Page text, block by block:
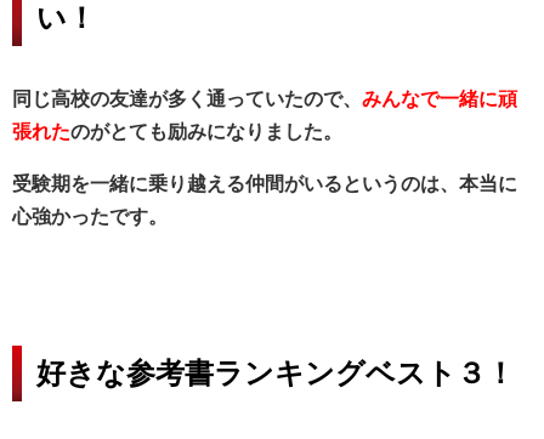
い！
同じ高校の友達が多く通っていたので、 みんなで一緒に頑
張れたのがとても励みになりました。
受験期を一緒に乗り越える仲間がいるというのは、本当に
心強かったです。
好きな参考書ランキングベスト３！